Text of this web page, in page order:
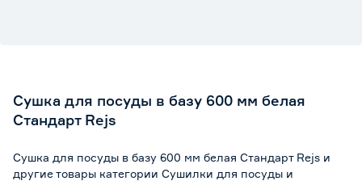
Сушка для посуды в базу 600 мм белая
Стандарт Rejs
Сушка для посуды в базу 600 мм белая Стандарт Rejs и
другие товары категории Сушилки для посуды и